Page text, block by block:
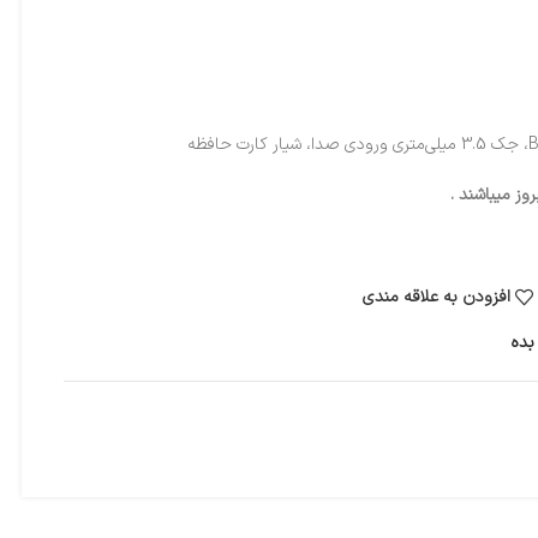
میباشند .
افزودن به علاقه مندی